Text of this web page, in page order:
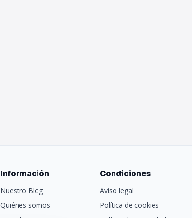
Información
Nuestro Blog
Quiénes somos
Condiciones
Aviso legal
Política de cookies